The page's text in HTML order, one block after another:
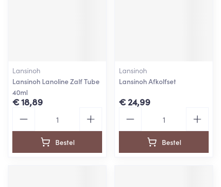
Lansinoh
Lansinoh Lanoline Zalf Tube
40ml
€ 18,89
Bestel
Lansinoh
Lansinoh Afkolfset
€ 24,99
Bestel